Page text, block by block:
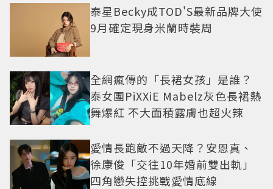
泰星Becky成TOD'S最新品牌大使
9月確定現身米蘭時裝周
全網瘋傳的「長裙女孩」是誰？
泰女團PiXXiE Mabelz灰色長裙熱
舞爆紅 不大面積露膚也超火辣
愛情長跑敵不過天降？安恩真、
徐康俊「交往10年婚前雙出軌」
四角戀失控挑戰愛情底線